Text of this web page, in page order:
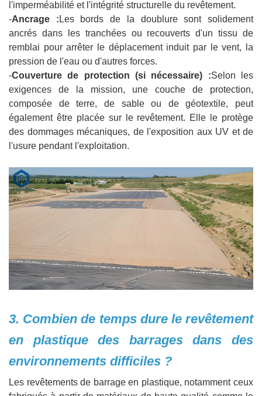
l'imperméabilité et l'intégrité structurelle du revêtement.
-Ancrage : Les bords de la doublure sont solidement
ancrés dans les tranchées ou recouverts d'un tissu de
remblai pour arrêter le déplacement induit par le vent, la
pression de l'eau ou d'autres forces.
-Couverture de protection (si nécessaire) :Selon les
exigences de la mission, une couche de protection,
composée de terre, de sable ou de géotextile, peut
également être placée sur le revêtement. Elle le protège
des dommages mécaniques, de l'exposition aux UV et de
l'usure pendant l'exploitation.
3. Combien de temps dure le revêtement
en plastique des barrages dans des
environnements difficiles ?
Les revêtements de barrage en plastique, notamment ceux